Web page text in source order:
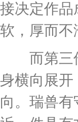
接决定作
软，厚而不
而第三件
身横向展
向。瑞兽